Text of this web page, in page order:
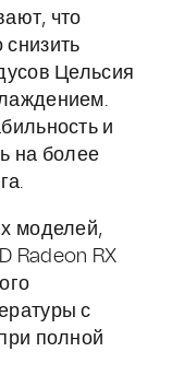
что
Цельсия
и
на более
моделей,
Radeon RX
с
полной